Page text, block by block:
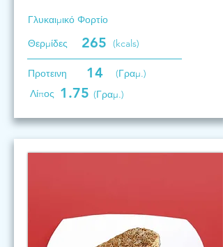
Γλυκαιμικό Φορτίο
Θερμίδες
265 (kcals)
Προτεινη 14
(Γραμ.)
Λίπος 1.75 (Γραμ.)